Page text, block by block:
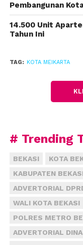
“Saat ini, 70%
sekitar kawasan
mengikuti
Selain itu,
Transaksi akan
pedagang dan
Meikarta untuk
dan mewujudkan
masyarakat
Pembangunan
14.500 Unit
Tahun Ini
TAG: KOTA MEIKARTA
# Trending
BEKASI KOTA
KABUPATEN
ADVERTORIAL
WALI KOTA BEKASI
POLRES METRO
ADVERTORIAL